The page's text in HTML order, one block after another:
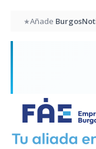
★Añade